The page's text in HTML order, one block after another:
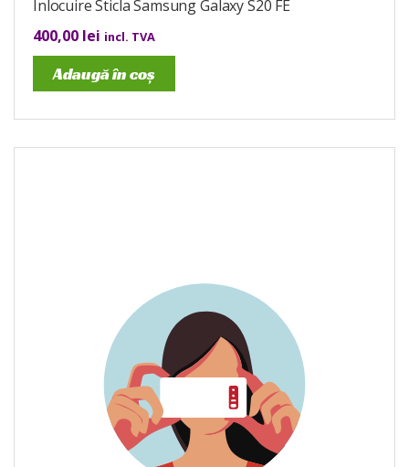
Înlocuire Sticla Samsung Galaxy S20 FE
400,00 lei incl. TVA
Adaugă în coș